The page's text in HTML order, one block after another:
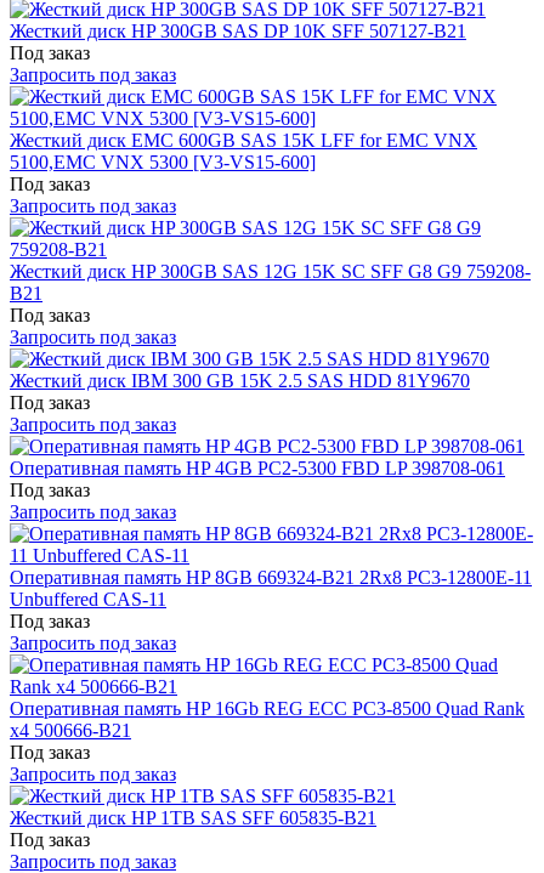
Жесткий диск HP 300GB SAS DP 10K SFF 507127-B21
Под заказ
Запросить под заказ
Жесткий диск EMC 600GB SAS 15K LFF for EMC VNX
5100,EMC VNX 5300 [V3-VS15-600]
Под заказ
Запросить под заказ
Жесткий диск HP 300GB SAS 12G 15K SC SFF G8 G9 759208-
B21
Под заказ
Запросить под заказ
Жесткий диск IBM 300 GB 15K 2.5 SAS HDD 81Y9670
Под заказ
Запросить под заказ
Оперативная память HP 4GB PC2-5300 FBD LP 398708-061
Под заказ
Запросить под заказ
Оперативная память HP 8GB 669324-B21 2Rx8 PC3-12800E-11
Unbuffered CAS-11
Под заказ
Запросить под заказ
Оперативная память HP 16Gb REG ECC PC3-8500 Quad Rank
x4 500666-B21
Под заказ
Запросить под заказ
Жесткий диск HP 1TB SAS SFF 605835-B21
Под заказ
Запросить под заказ